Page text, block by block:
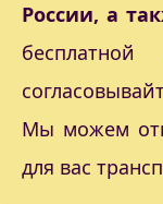
России, а
Мы можем
для вас